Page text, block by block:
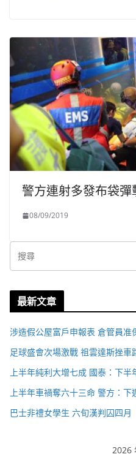
警方連射多發布袋彈
08/09/2019
最新文章
涉造假公屋富戶申報表 倉管員准
足球盛會次場激戰 祖雲達斯挫車
上半年純利大增七成 國泰：下半
上半年車禍奪六十三命 警方：
巴士非禮女學生 六旬漢判囚四月
2026